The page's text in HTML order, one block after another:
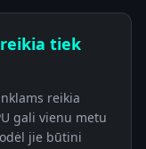
tiek
reikia
gali vienu metu
jie būtini